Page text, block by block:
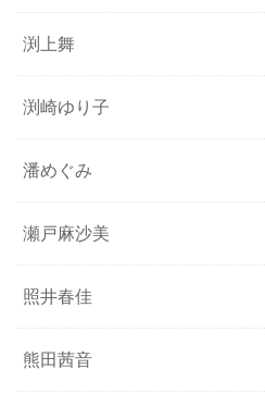
渕上舞
渕崎ゆり子
潘めぐみ
瀬戸麻沙美
照井春佳
熊田茜音